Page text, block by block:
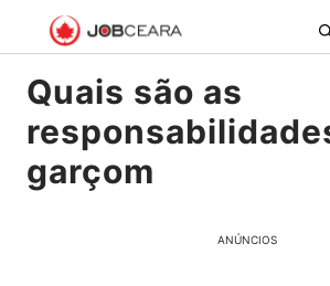
para
conteúdo
Quais são as
garçom
ANÚNCIOS